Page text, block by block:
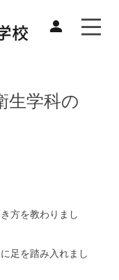
学科の
方を教わりまし
足を踏み入れまし